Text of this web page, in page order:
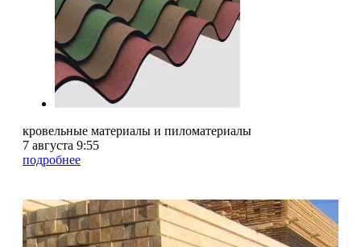
кровельные материалы и пиломатериалы
7 августа 9:55
подробнее